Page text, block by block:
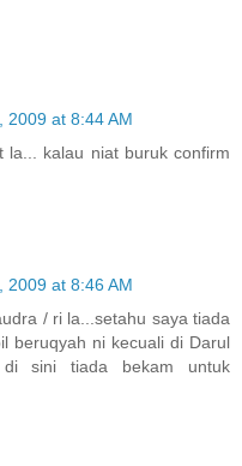
2009 at 8:44 AM
la... kalau niat buruk confirm
2009 at 8:46 AM
/ ri la...setahu saya tiada
beruqyah ni kecuali di Darul
di sini tiada bekam untuk